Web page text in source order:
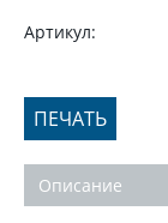
Артикул:
ПЕЧАТЬ
Описание